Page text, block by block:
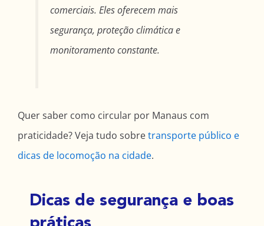
comerciais. Eles oferecem mais
segurança, proteção climática e
monitoramento constante.
Quer saber como circular por Manaus com
praticidade? Veja tudo sobretransporte público e
dicas de locomoção na cidade.
Dicas de segurança e boas